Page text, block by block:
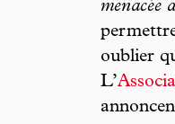
menacée
oublier
L’